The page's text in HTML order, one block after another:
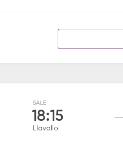
SALE
18:15
Llavallol